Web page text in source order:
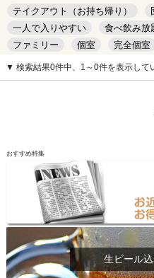
テイクアウト（お持ち帰り）
一人で入りやすい
食べ飲み放
ファミリー
個室 完全個室
キッズルーム
安い デート
▼ 検索結果0件中、1～0件を表示して
おすすめ特集
生ビール